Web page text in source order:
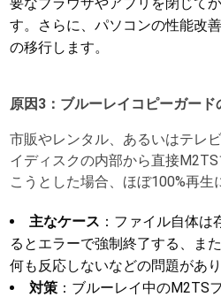
す。さらに、パソコンの性能改
の移行します。
原因3：ブルーレイコピーガード
市販やレンタル、あるいはテレ
イディスクの内部から直接
こうとした場合、ほぼ100%再生
主なケース ：ファイル自体
るとエラーで強制終了する、ま
何も反応しないなどの問題があり
対策 ：ブルーレイ中のM2TS